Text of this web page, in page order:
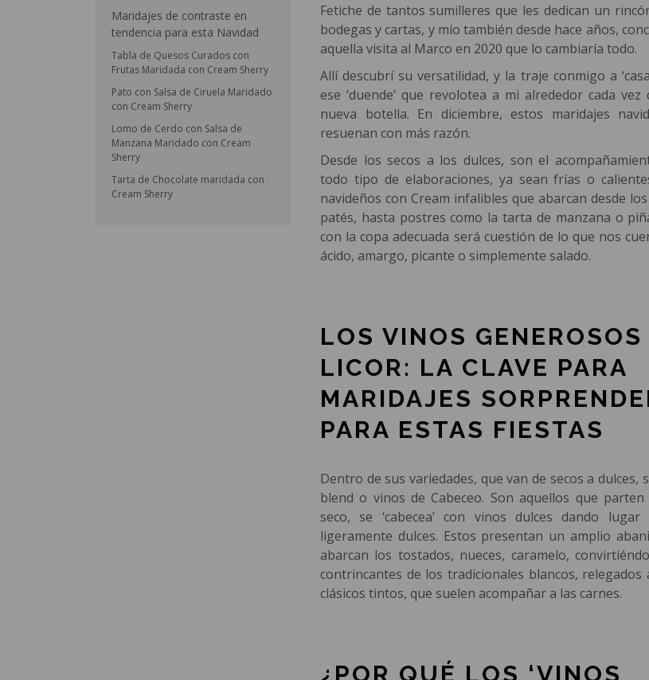
Maridajes de contraste en
tendencia para esta Navidad
Tabla de Quesos Curados con
Frutas Maridada con Cream Sherry
Pato con Salsa de Ciruela Maridado
con Cream Sherry
Lomo de Cerdo con Salsa de
Manzana Maridado con Cream
Sherry
Tarta de Chocolate maridada con
Cream Sherry
Fetiche de tantos sumilleres que les dedican un
bodegas y cartas, y mío también desde hace años,
aquella visita al Marco en 2020 que lo cambiaría todo.
Allí descubrí su versatilidad, y la traje conmigo a
ese ‘duende’ que revolotea a mi alrededor cada
nueva botella. En diciembre, estos maridajes
resuenan con más razón.
Desde los secos a los dulces, son el
todo tipo de elaboraciones, ya sean frías o
navideños con Cream infalibles que abarcan desde
patés, hasta postres como la tarta de manzana o
con la copa adecuada será cuestión de lo que nos
ácido, amargo, picante o simplemente salado.
LOS VINOS GENEROSOS
LICOR: LA CLAVE PARA
MARIDAJES
PARA ESTAS FIESTAS
Dentro de sus variedades, que van de secos a dulces,
blend o vinos de Cabeceo. Son aquellos que
seco, se ‘cabecea’ con vinos dulces dando
ligeramente dulces. Estos presentan un amplio
abarcan los tostados, nueces, caramelo,
contrincantes de los tradicionales blancos, relegados
clásicos tintos, que suelen acompañar a las carnes.
¿POR QUÉ LOS ‘VINOS